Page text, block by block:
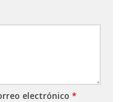
electrónico *